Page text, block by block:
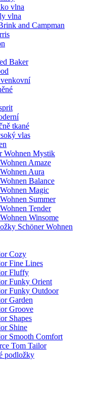
vlna
vlna
and Campman
Baker
tkané
vlas
Wohnen Mystik
Amaze
Aura
Balance
Magic
Summer
Tender
Winsome
Schöner Wohnen
Cozy
Fine Lines
Fluffy
Funky Orient
Funky Outdoor
Garden
Groove
Shapes
Shine
Smooth Comfort
Tom Tailor
podložky